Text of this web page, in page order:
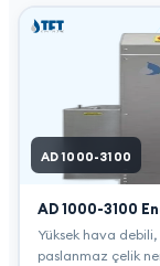
AD 1000-3100
AD 1000-3100
Yüksek hava
paslanmaz çelik